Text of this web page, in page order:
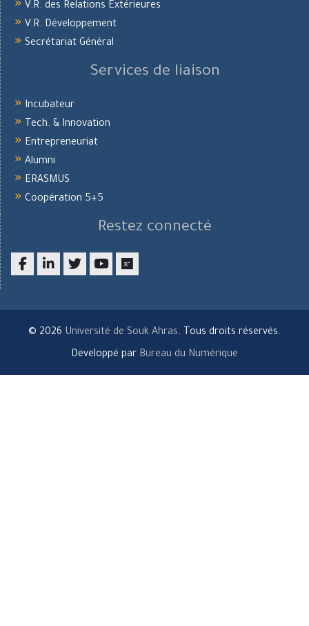
V.R. des Relations Extérieures
V.R. Développement
Secrétariat Général
Services de liaison
Incubateur
Tech. & Innovation
Entrepreneuriat
Alumni
ERASMUS
Coopération 5+5
Restez connecté
© 2026 Université de Souk Ahras. Tous droits réservés.
Developpé par Bureau du Numérique